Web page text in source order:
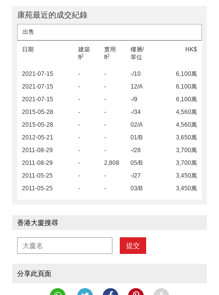
康苑最近的成交紀錄
出售
日期
建築
ft2
實用
ft2
樓層/
單位
HK$
2021-07-15 - - -/10
6,100萬
2021-07-15
- - 12/A
6,100萬
2021-07-15
- - -/9
6,100萬
2015-05-28
- - -/34
4,560萬
2015-05-28
- - 02/A
4,560萬
2012-05-21
- - 01/B
3,650萬
2011-08-29
- - -/28
3,700萬
2011-08-29
- 2,808 05/B
3,700萬
2011-05-25
- - -/27
3,450萬
2011-05-25
- - 03/B 3,450萬
香港大廈搜尋
提交
分享此頁面